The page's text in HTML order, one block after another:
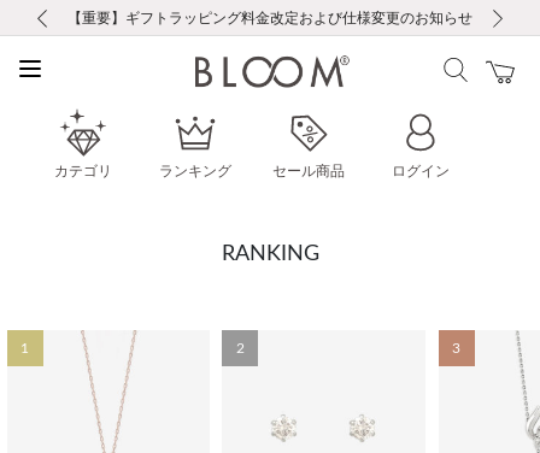
お修理・アフターサービスのご案内
【重要】令和８年熊本地震に伴う集配への影響について
【重要】ギフトラッピング料金改定および仕様変更のお知らせ
【重要】夏季休業の営業についてのご案内
税込5,500円以上で送料無料｜最短24時間以内に発送
新規会員登録で1000ポイントプレゼント！
新規LINE友だち登録で500円クーポンプレゼント
会員限定！レビュー投稿で100ポイントプレゼント
お修理・アフターサービスのご案内
【重要】令和８年熊本地震に伴う集配への影響について
カテゴリ ランキング セール商品 ログイン
RANKING
1 2 3